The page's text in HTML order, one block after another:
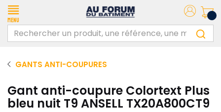
Menu
GANTS ANTI-COUPURES
Gant anti-coupure Colortext Plus
bleu nuit T9 ANSELL TX20A800CT9